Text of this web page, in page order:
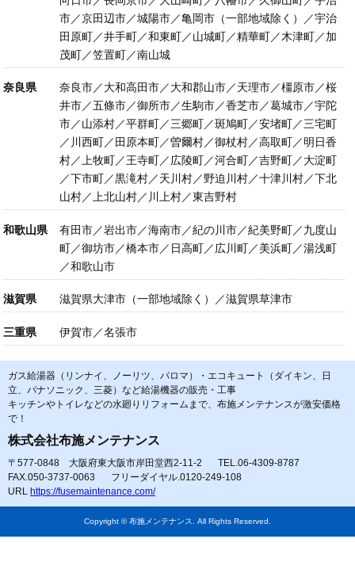
市／京田辺市／城陽市／亀岡市（一部地域除く）／宇治
田原町／井手町／和東町／山城町／精華町／木津町／加
茂町／笠置町／南山城
奈良県
奈良市／大和高田市／大和郡山市／天理市／橿原市／桜
井市／五條市／御所市／生駒市／香芝市／葛城市／宇陀
市／山添村／平群町／三郷町／斑鳩町／安堵町／三宅町
／川西町／田原本町／曽爾村／御杖村／高取町／明日香
村／上牧町／王寺町／広陵町／河合町／吉野町／大淀町
／下市町／黒滝村／天川村／野迫川村／十津川村／下北
山村／上北山村／川上村／東吉野村
和歌山県
有田市／岩出市／海南市／紀の川市／紀美野町／九度山
町／御坊市／橋本市／日高町／広川町／美浜町／湯浅町
／和歌山市
滋賀県 滋賀県大津市（一部地域除く）／滋賀県草津市
三重県 伊賀市／名張市
ガス給湯器（リンナイ、ノーリツ、パロマ）・エコキュート（ダイキン、日
立、パナソニック、三菱）など給湯機器の販売・工事
キッチンやトイレなどの水廻りリフォームまで、布施メンテナンスが激安価格
で！
株式会社布施メンテナンス
〒577-0848 大阪府東大阪市岸田堂西2-11-2
TEL.06-4309-8787
FAX.050-3737-0063
フリーダイヤル.0120-249-108
URL https://fusemaintenance.com/
Copyright © 布施メンテナンス. All Rights Reserved.